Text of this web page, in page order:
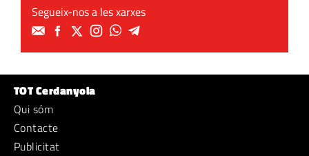
Segueix-nos a les xarxes
TOT Cerdanyola
Qui sóm
Contacte
Publicitat